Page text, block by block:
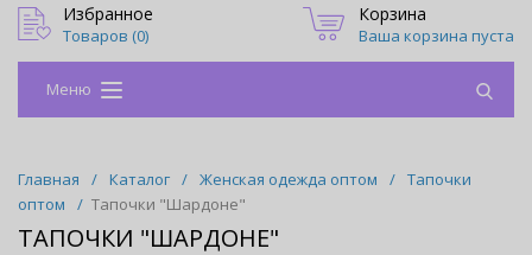
Избранное
Товаров (0)
Корзина
Ваша корзина пуста
Меню
Главная / Каталог / Женская одежда оптом / Тапочки
оптом
/ Тапочки "Шардоне"
ТАПОЧКИ "ШАРДОНЕ"